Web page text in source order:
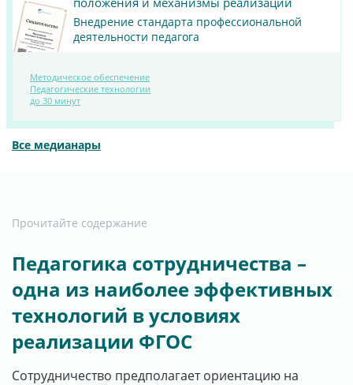
ПОСМОТРЕТЬ
Внедрение стандарта профессиональной
деятельности педагога
Методическое обеспечение
Педагогические технологии
до 30 минут
Все медианары
Прочитайте содержание
Педагогика сотрудничества –
одна из наиболее эффективных
технологий в условиях
реализации ФГОС
Сотрудничество предполагает ориентацию на